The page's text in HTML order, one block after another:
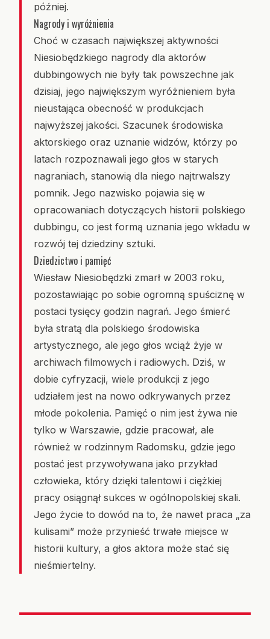
później.
Nagrody i wyróżnienia
Choć w czasach największej aktywności
Niesiobędzkiego nagrody dla aktorów
dubbingowych nie były tak powszechne jak
dzisiaj, jego największym wyróżnieniem była
nieustająca obecność w produkcjach
najwyższej jakości. Szacunek środowiska
aktorskiego oraz uznanie widzów, którzy po
latach rozpoznawali jego głos w starych
nagraniach, stanowią dla niego najtrwalszy
pomnik. Jego nazwisko pojawia się w
opracowaniach dotyczących historii polskiego
dubbingu, co jest formą uznania jego wkładu w
rozwój tej dziedziny sztuki.
Dziedzictwo i pamięć
Wiesław Niesiobędzki zmarł w 2003 roku,
pozostawiając po sobie ogromną spuściznę w
postaci tysięcy godzin nagrań. Jego śmierć
była stratą dla polskiego środowiska
artystycznego, ale jego głos wciąż żyje w
archiwach filmowych i radiowych. Dziś, w
dobie cyfryzacji, wiele produkcji z jego
udziałem jest na nowo odkrywanych przez
młode pokolenia. Pamięć o nim jest żywa nie
tylko w Warszawie, gdzie pracował, ale
również w rodzinnym Radomsku, gdzie jego
postać jest przywoływana jako przykład
człowieka, który dzięki talentowi i ciężkiej
pracy osiągnął sukces w ogólnopolskiej skali.
Jego życie to dowód na to, że nawet praca „za
kulisami” może przynieść trwałe miejsce w
historii kultury, a głos aktora może stać się
nieśmiertelny.